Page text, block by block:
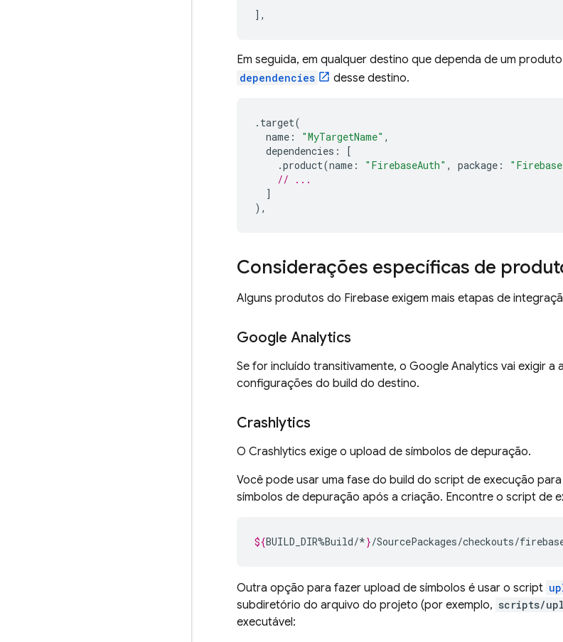
],
Em seguida, em qualquer destino que dependa de um
dependencies desse destino.
. target(
name : "MyTargetName" ,
dependencies :
[
.product(name : "FirebaseAuth" , package :
// ...
]
),
Considerações específicas de
Alguns produtos do Firebase exigem mais etapas de
Google Analytics
Se for incluído transitivamente, o Google Analytics vai exigir a
configurações do build do destino.
Crashlytics
O Crashlytics exige o upload de símbolos de depuração.
Você pode usar uma fase do build do script de execução
símbolos de depuração após a criação. Encontre o script de
${BUILD_DIR%Build/*}
Outra opção para fazer upload de símbolos é usar o script
subdiretório do arquivo do projeto (por exemplo, scripts/
executável: